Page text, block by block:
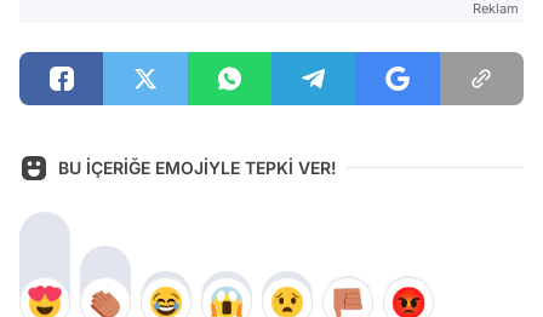
Reklam
BU İÇERİĞE EMOJİYLE TEPKİ VER!